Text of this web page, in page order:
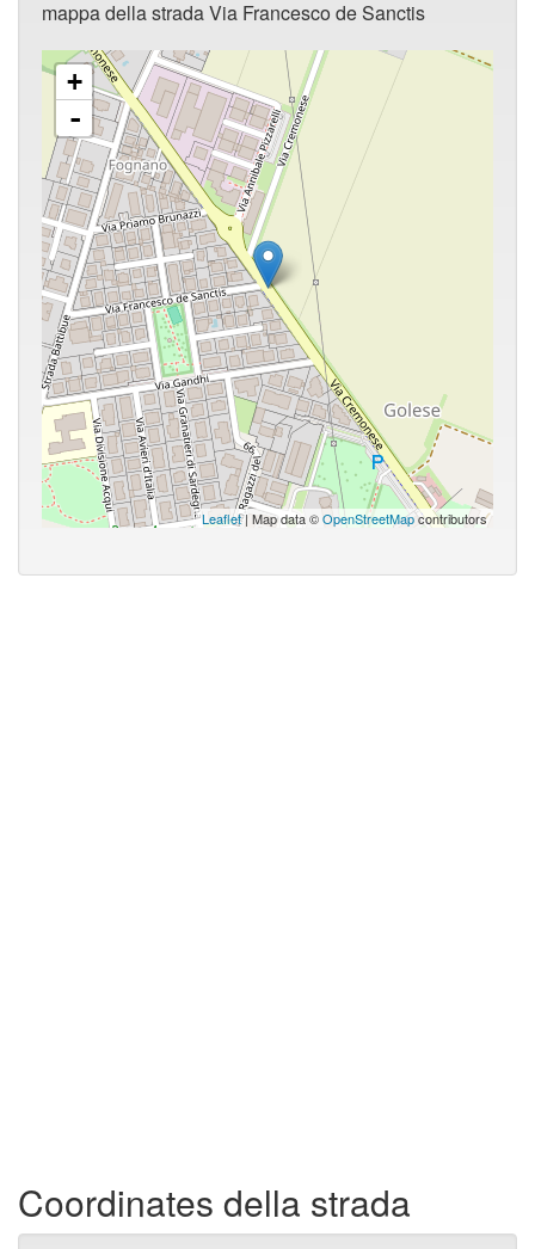
mappa della strada Via Francesco de Sanctis
+
-
Leaflet| Map data ©OpenStreetMapcontributors
Coordinates della strada